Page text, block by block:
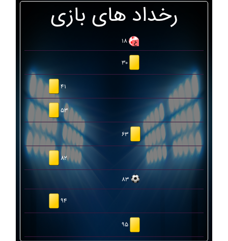
رخداد های بازی
۱۸
۳۰
۴۱
۵۳
۶۳
۸۲
۸۳
۹۴
۹۵